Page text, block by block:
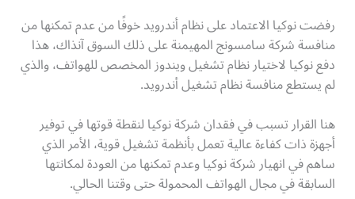
رفضت نوكيا الاعتماد على نظام أندرويد خوفًا من عدم تمكنها من
منافسة شركة سامسونج المهيمنة على ذلك السوق آنذاك، هذا
دفع نوكيا لاختيار نظام تشغيل ويندوز المخصص للهواتف، والذي
لم يستطع منافسة نظام تشغيل أندرويد.
هنا القرار تسبب في فقدان شركة نوكيا لنقطة قوتها في توفير
أجهزة ذات كفاءة عالية تعمل بأنظمة تشغيل قوية، الأمر الذي
ساهم في انهيار شركة نوكيا وعدم تمكنها من العودة لمكانتها
السابقة في مجال الهواتف المحمولة حتى وقتنا الحالي.